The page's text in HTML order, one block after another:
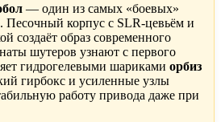
— один из самых «боевых»
Песочный корпус с SLR-цевьём и
создаёт образ современного
шутеров узнают с первого
гидрогелевыми шариками орбиз
гирбокс и усиленные узлы
работу привода даже при